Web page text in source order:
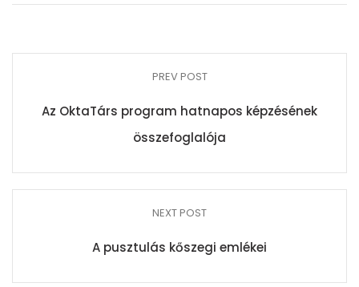
PREV POST
Az OktaTárs program hatnapos képzésének
összefoglalója
NEXT POST
A pusztulás kőszegi emlékei